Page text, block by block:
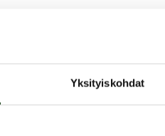
Yksityiskohdat
ja valjaat ovat